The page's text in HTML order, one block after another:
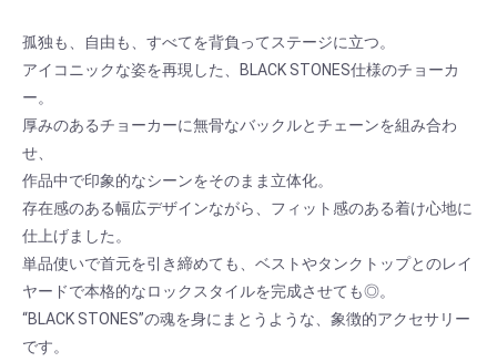
孤独も、自由も、すべてを背負ってステージに立つ。
アイコニックな姿を再現した、BLACK STONES仕様のチョーカ
ー。
厚みのあるチョーカーに無骨なバックルとチェーンを組み合わ
せ、
作品中で印象的なシーンをそのまま立体化。
存在感のある幅広デザインながら、フィット感のある着け心地に
仕上げました。
単品使いで首元を引き締めても、ベストやタンクトップとのレイ
ヤードで本格的なロックスタイルを完成させても◎。
“BLACK STONES”の魂を身にまとうような、象徴的アクセサリー
です。